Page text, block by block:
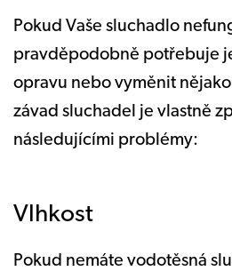
Pokud Vaše sluchadlo
pravděpodobně potřebuje
opravu nebo vyměnit
závad sluchadel je vlastně
následujícími problémy:
Vlhkost
Pokud nemáte vodotěsná